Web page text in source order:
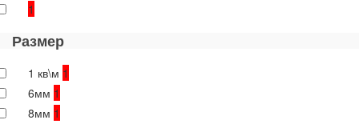
1
Размер
1 кв\м 1
6мм 1
8мм 1